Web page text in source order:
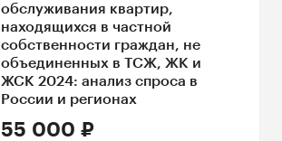
обслуживания квартир,
находящихся в частной
собственности граждан, не
объединенных в ТСЖ, ЖК и
ЖСК 2024: анализ спроса в
России и регионах
55 000 ₽